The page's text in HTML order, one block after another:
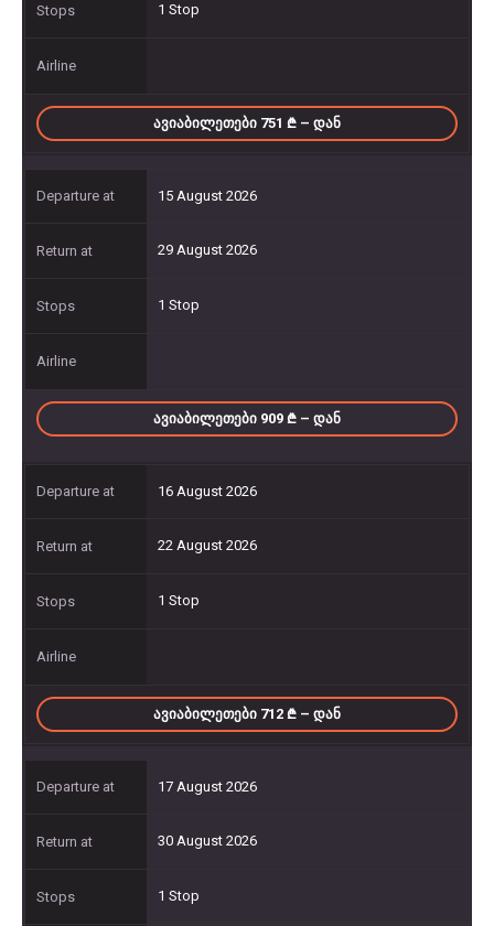
1 Stop
ᲐᲕᲘᲐᲑᲘᲚᲔᲗᲔᲑᲘ 751 – ᲓᲐᲜ
15 August 2026
29 August 2026
1 Stop
ᲐᲕᲘᲐᲑᲘᲚᲔᲗᲔᲑᲘ 909 – ᲓᲐᲜ
16 August 2026
22 August 2026
1 Stop
ᲐᲕᲘᲐᲑᲘᲚᲔᲗᲔᲑᲘ 712 – ᲓᲐᲜ
17 August 2026
30 August 2026
1 Stop